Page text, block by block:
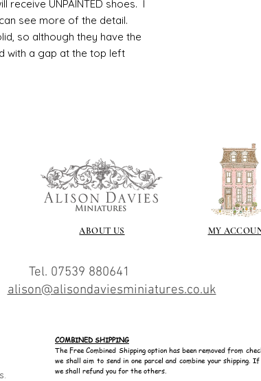
receive UNPAINTED shoes. I
see more of the detail.
so although they have the
with a gap at the top left
ABOUT US MY
Tel. 07539 880641
alison@alisondaviesminiatures.co.uk
COMBINED SHIPPING
The Free Combined Shipping option has been removed from
we shall aim to send in one parcel and combine your shipping.
we shall refund you for the others.